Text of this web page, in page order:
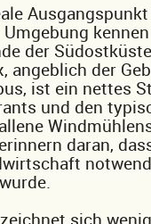
der
angeblich der
ist ein nettes
und den
daran,
sich